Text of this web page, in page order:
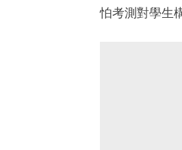
怕考測對學生